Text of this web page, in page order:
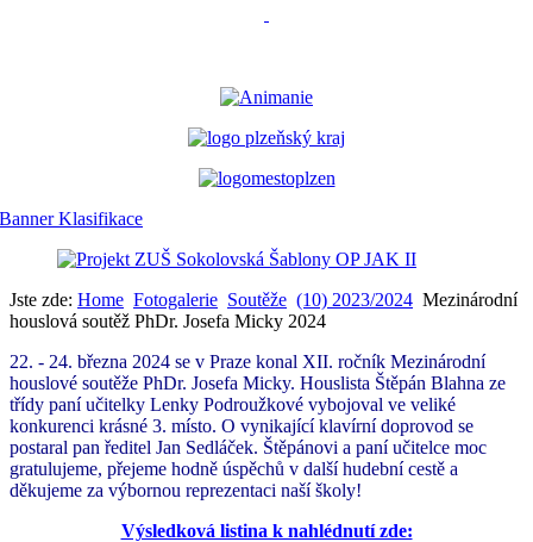
Jste zde: Home Fotogalerie Soutěže (10) 2023/2024 Mezinárodní
houslová soutěž PhDr. Josefa Micky 2024
22. - 24. března 2024 se v Praze konal XII. ročník Mezinárodní
houslové soutěže PhDr. Josefa Micky. Houslista Štěpán Blahna ze
třídy paní učitelky Lenky Podroužkové vybojoval ve veliké
konkurenci krásné 3. místo. O vynikající klavírní doprovod se
postaral pan ředitel Jan Sedláček. Štěpánovi a paní učitelce moc
gratulujeme, přejeme hodně úspěchů v další hudební cestě a
děkujeme za výbornou reprezentaci naší školy!
Výsledková listina k nahlédnutí zde: